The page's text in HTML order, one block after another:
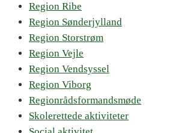
Region Ribe
Region Sønderjylland
Region Storstrøm
Region Vejle
Region Vendsyssel
Region Viborg
Regionrådsformandsmøde
Skolerettede aktiviteter